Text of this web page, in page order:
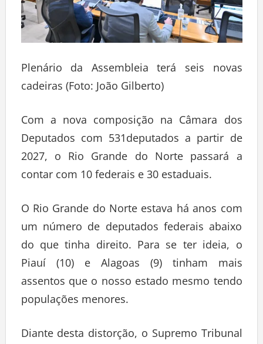
Plenário da Assembleia terá seis novas
cadeiras (Foto: João Gilberto)
Com a nova composição na Câmara dos
Deputados com 531deputados a partir de
2027, o Rio Grande do Norte passará a
contar com 10 federais e 30 estaduais.
O Rio Grande do Norte estava há anos com
um número de deputados federais abaixo
do que tinha direito. Para se ter ideia, o
Piauí (10) e Alagoas (9) tinham mais
assentos que o nosso estado mesmo tendo
populações menores.
Diante desta distorção, o Supremo Tribunal